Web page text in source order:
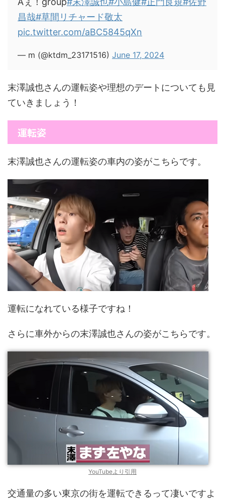
昌哉#草間リチャード敬太
pic.twitter.com/aBC5845qXn
— m (@ktdm_23171516) June 17, 2024
末澤誠也さんの運転姿や理想のデートについても見
ていきましょう！
運転姿
末澤誠也さんの運転姿の車内の姿がこちらです。
運転になれている様子ですね！
さらに車外からの末澤誠也さんの姿がこちらです。
YouTubeより引用
交通量の多い東京の街を運転できるって凄いですよ